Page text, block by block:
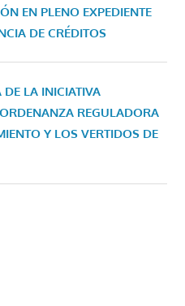
EN PLENO EXPEDIENTE
DE CRÉDITOS
LA INICIATIVA
REGULADORA
Y LOS VERTIDOS DE